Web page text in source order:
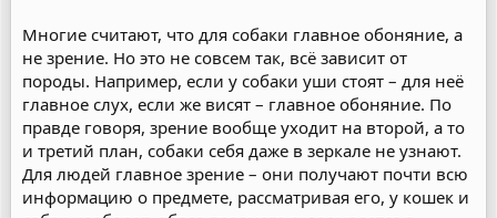
Многие считают, что для собаки главное обоняние, а
не зрение. Но это не совсем так, всё зависит от
породы. Например, если у собаки уши стоят – для неё
главное слух, если же висят – главное обоняние. По
правде говоря, зрение вообще уходит на второй, а то
и третий план, собаки себя даже в зеркале не узнают.
Для людей главное зрение – они получают почти всю
информацию о предмете, рассматривая его, у кошек и